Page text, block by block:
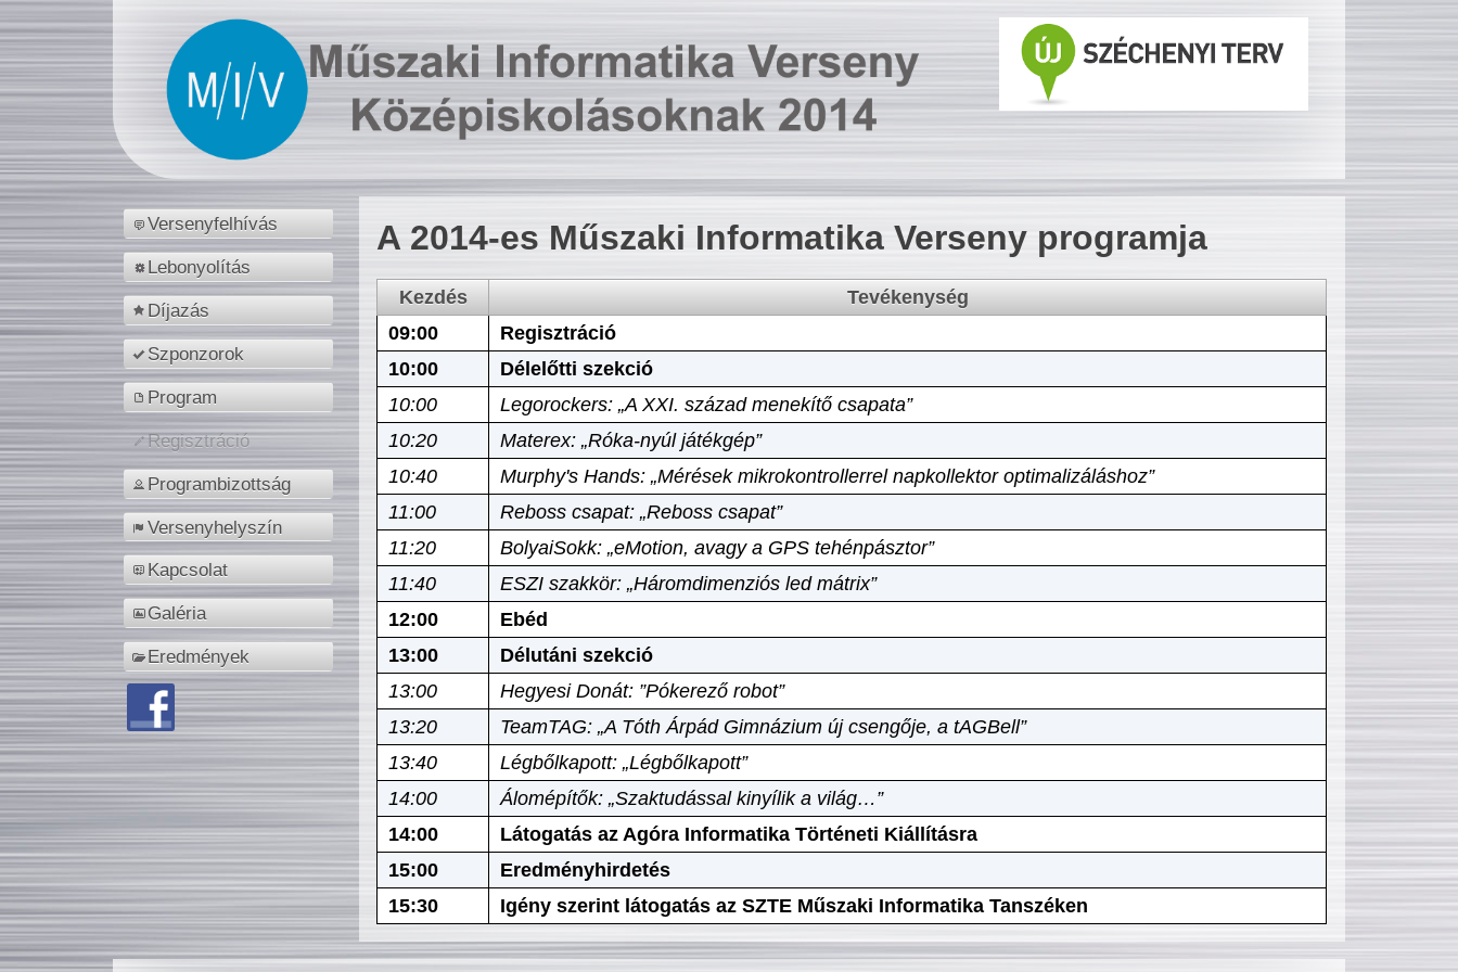
Versenyfelhívás
Lebonyolítás
Díjazás
Szponzorok
Program
Regisztráció
Programbizottság
Versenyhelyszín
Kapcsolat
Galéria
Eredmények
A 2014-es Műszaki Informatika Verseny programja
Kezdés
Tevékenység
09:00
Regisztráció
10:00
Délelőtti szekció
10:00
Legorockers: „A XXI. század menekítő csapata”
10:20
Materex: „Róka-nyúl játékgép”
10:40
Murphy's Hands: „Mérések mikrokontrollerrel napkollektor optimalizáláshoz”
11:00
Reboss csapat: „Reboss csapat”
11:20
BolyaiSokk: „eMotion, avagy a GPS tehénpásztor”
11:40
ESZI szakkör: „Háromdimenziós led mátrix”
12:00
Ebéd
13:00
Délutáni szekció
13:00
Hegyesi Donát: ”Pókerező robot”
13:20
TeamTAG: „A Tóth Árpád Gimnázium új csengője, a tAGBell”
13:40
Légbőlkapott: „Légbőlkapott”
14:00
Álomépítők: „Szaktudással kinyílik a világ…”
14:00
Látogatás az Agóra Informatika Történeti Kiállításra
15:00
Eredményhirdetés
15:30
Igény szerint látogatás az SZTE Műszaki Informatika Tanszéken